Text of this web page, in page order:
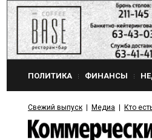
ПОЛИТИКА ФИНАНСЫ
Свежий выпуск Медиа Кто